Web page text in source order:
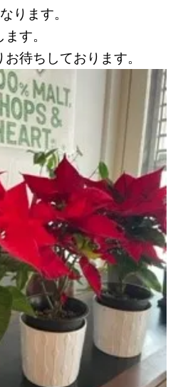
ります。
す。
待ちしております。